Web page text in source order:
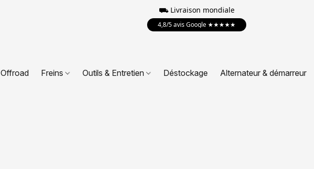
⛟ Livraison mondiale
4,8/5 avis Google ★★★★★
Offroad Freins Outils & Entretien Déstockage Alternateur & démarreur